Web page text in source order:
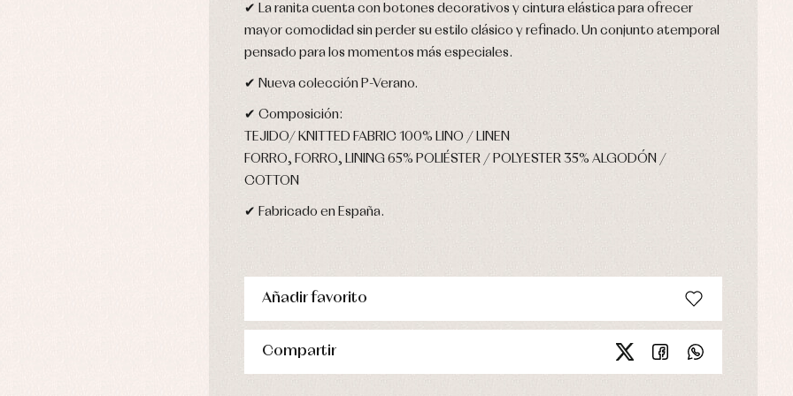
✔ La ranita cuenta con botones decorativos y cintura elástica para ofrecer
mayor comodidad sin perder su estilo clásico y refinado. Un conjunto atemporal
pensado para los momentos más especiales.
✔ Nueva colección P-Verano.
✔ Composición:
TEJIDO/ KNITTED FABRIC 100% LINO / LINEN
FORRO, FORRO, LINING 65% POLIÉSTER / POLYESTER 35% ALGODÓN /
COTTON
✔ Fabricado en España.
Añadir favorito
Compartir